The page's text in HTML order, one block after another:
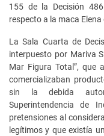
155 de la Decisión
respecto a la maca Elena
La Sala Cuarta de
interpuesto por Mariva
Mar Figura Total”, que
comercializaban
sin la debida
Superintendencia de
pretensiones al
legítimos y que existía